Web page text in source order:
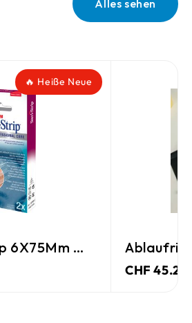
Alles sehen
🔥 Heiße Neue
3M Steri-Strip 6X75Mm Weiss
CHF 45.25